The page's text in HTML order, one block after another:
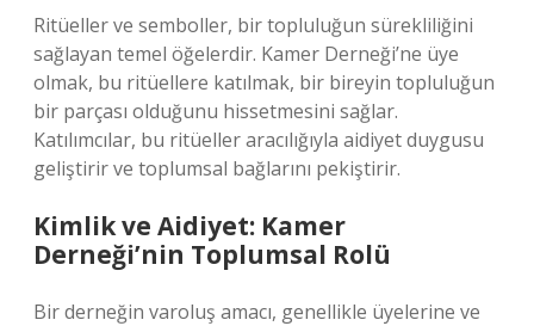
Ritüeller ve semboller, bir topluluğun sürekliliğini
sağlayan temel öğelerdir. Kamer Derneği’ne üye
olmak, bu ritüellere katılmak, bir bireyin topluluğun
bir parçası olduğunu hissetmesini sağlar.
Katılımcılar, bu ritüeller aracılığıyla aidiyet duygusu
geliştirir ve toplumsal bağlarını pekiştirir.
Kimlik ve Aidiyet: Kamer
Derneği’nin Toplumsal Rolü
Bir derneğin varoluş amacı, genellikle üyelerine ve